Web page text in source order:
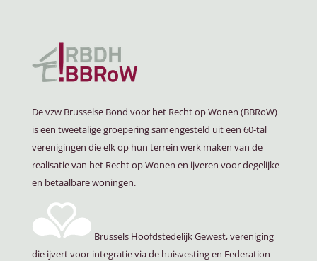
De vzw Brusselse Bond voor het Recht op Wonen (BBRoW)
is een tweetalige groepering samengesteld uit een 60-tal
verenigingen die elk op hun terrein werk maken van de
realisatie van het Recht op Wonen en ijveren voor degelijke
en betaalbare woningen.
Brussels Hoofdstedelijk Gewest, vereniging
die ijvert voor integratie via de huisvesting en Federation